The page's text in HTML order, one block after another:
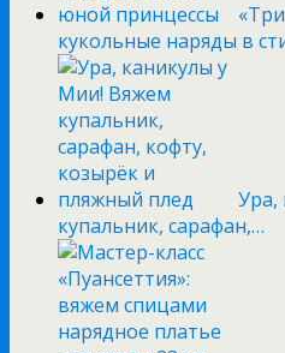
кукольные наряды в
Ура,
купальник, сарафан,…